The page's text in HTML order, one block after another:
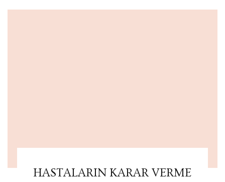
HASTALARIN KARAR VERME